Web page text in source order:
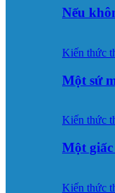
Nếu
Kiến thức
Một sứ
Kiến thức
Một
Kiến thức